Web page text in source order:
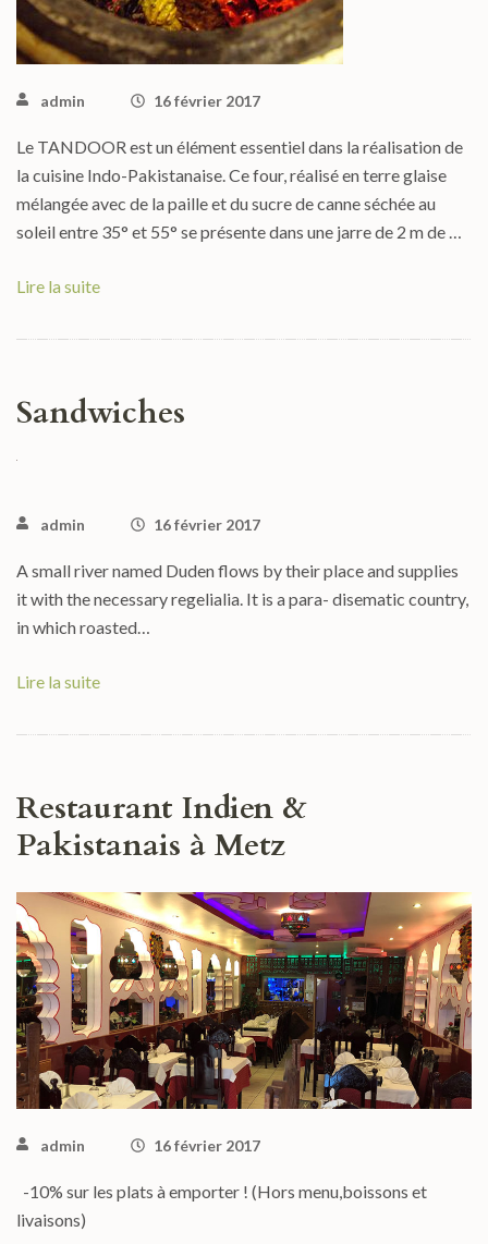
admin 16 février 2017
Le TANDOOR est un élément essentiel dans la réalisation de
la cuisine Indo-Pakistanaise. Ce four, réalisé en terre glaise
mélangée avec de la paille et du sucre de canne séchée au
soleil entre 35° et 55° se présente dans une jarre de 2 m de …
Lire la suite
Sandwiches
admin 16 février 2017
A small river named Duden flows by their place and supplies
it with the necessary regelialia. It is a para- disematic country,
in which roasted…
Lire la suite
Restaurant Indien &
Pakistanais à Metz
admin 16 février 2017
-10% sur les plats à emporter ! (Hors menu,boissons et
livaisons)